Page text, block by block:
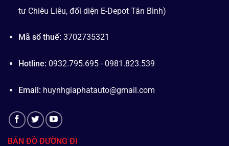
tư Chiêu Liêu, đối diện E-Depot Tân Bình)
Mã số thuế: 3702735321
Hotline: 0932.795.695 - 0981.823.539
Email: huynhgiaphatauto@gmail.com
BẢN ĐỒ ĐƯỜNG ĐI